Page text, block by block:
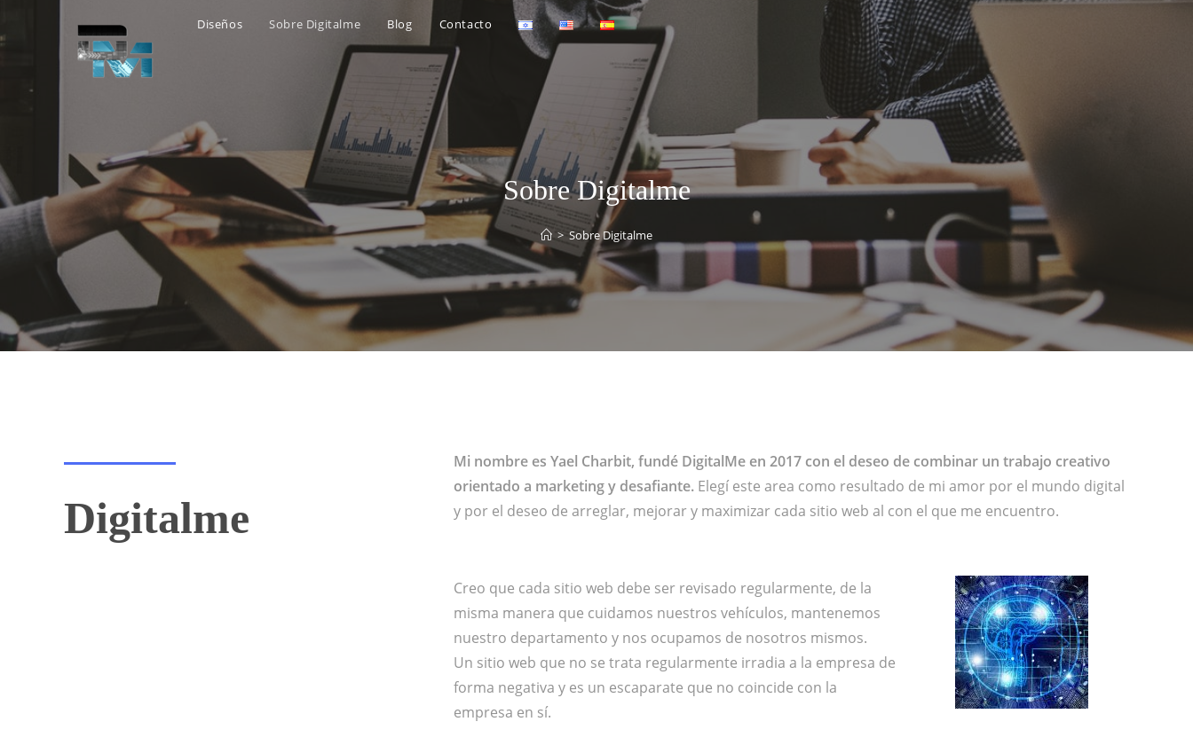
Diseños Sobre Digitalme Blog Contacto
Sobre Digitalme
> Sobre Digitalme
Digitalme
Mi nombre es Yael Charbit, fundé DigitalMe en 2017 con el deseo de combinar un trabajo creativo
orientado a marketing y desafiante. Elegí este area como resultado de mi amor por el mundo digital
y por el deseo de arreglar, mejorar y maximizar cada sitio web al con el que me encuentro.
Creo que cada sitio web debe ser revisado regularmente, de la
misma manera que cuidamos nuestros vehículos, mantenemos
nuestro departamento y nos ocupamos de nosotros mismos.
Un sitio web que no se trata regularmente irradia a la empresa de
forma negativa y es un escaparate que no coincide con la
empresa en sí.